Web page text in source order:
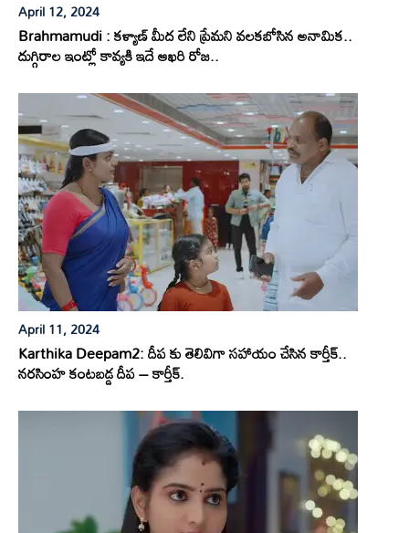
April 12, 2024
Brahmamudi : కళ్యాణ్ మీద లేని ప్రేమని వలకబోసిన అనామిక..
దుగ్గిరాల ఇంట్లో కావ్యకి ఇదే ఆఖరి రోజ..
April 11, 2024
Karthika Deepam2: దీప కు తెలివిగా సహాయం చేసిన కార్తీక్..
నరసింహ కంటబడ్డ దీప – కార్తీక్.